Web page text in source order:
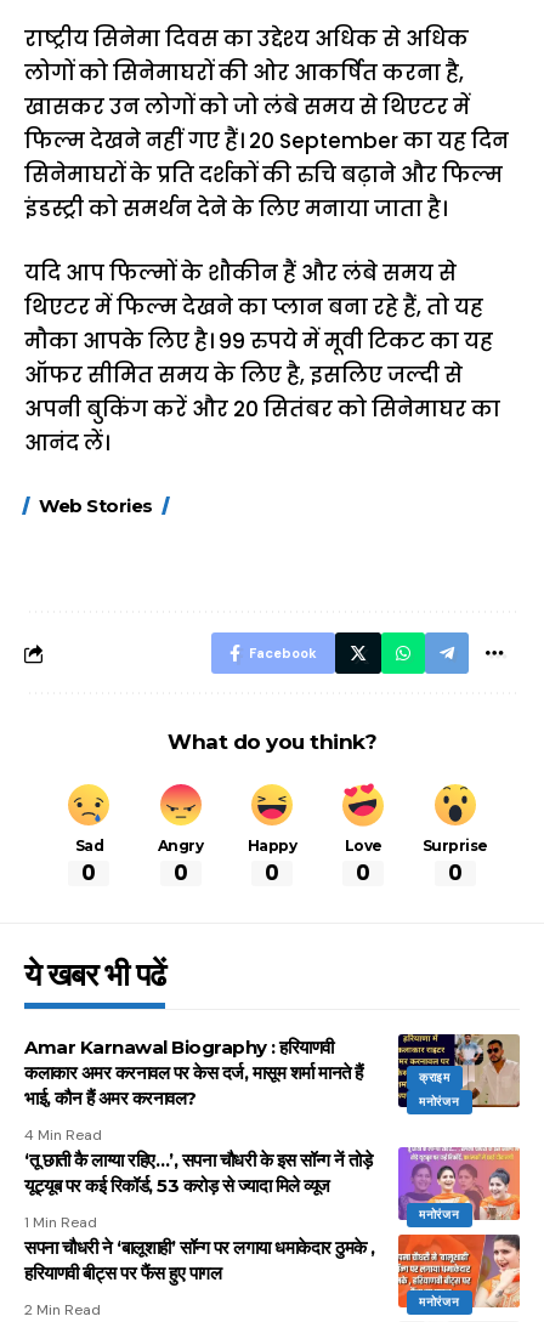
राष्ट्रीय सिनेमा दिवस का उद्देश्य अधिक से अधिक
लोगों को सिनेमाघरों की ओर आकर्षित करना है,
खासकर उन लोगों को जो लंबे समय से थिएटर में
फिल्म देखने नहीं गए हैं। 20 September का यह दिन
सिनेमाघरों के प्रति दर्शकों की रुचि बढ़ाने और फिल्म
इंडस्ट्री को समर्थन देने के लिए मनाया जाता है।
यदि आप फिल्मों के शौकीन हैं और लंबे समय से
थिएटर में फिल्म देखने का प्लान बना रहे हैं, तो यह
मौका आपके लिए है। 99 रुपये में मूवी टिकट का यह
ऑफर सीमित समय के लिए है, इसलिए जल्दी से
अपनी बुकिंग करें और 20 सितंबर को सिनेमाघर का
आनंद लें।
Web Stories
FASTag के ये नए
Facebook
What do you think?
Sad
0
Angry
0
Happy
0
Love
0
Surprise
0
ये खबर भी पढें
क्राइम
मनोरंजन
Amar Karnawal Biography : हरियाणवी
कलाकार अमर करनावल पर केस दर्ज, मासूम शर्मा मानते हैं
भाई, कौन हैं अमर करनावल?
4 Min Read
मनोरंजन
‘तू छाती कै लाग्या रहिए…’, सपना चौधरी के इस सॉन्ग नें तोड़े
यूट्यूब पर कई रिकॉर्ड, 53 करोड़ से ज्यादा मिले व्यूज
1 Min Read
मनोरंजन
सपना चौधरी ने ‘बालूशाही’ सॉन्ग पर लगाया धमाकेदार ठुमके ,
हरियाणवी बीट्स पर फैंस हुए पागल
2 Min Read